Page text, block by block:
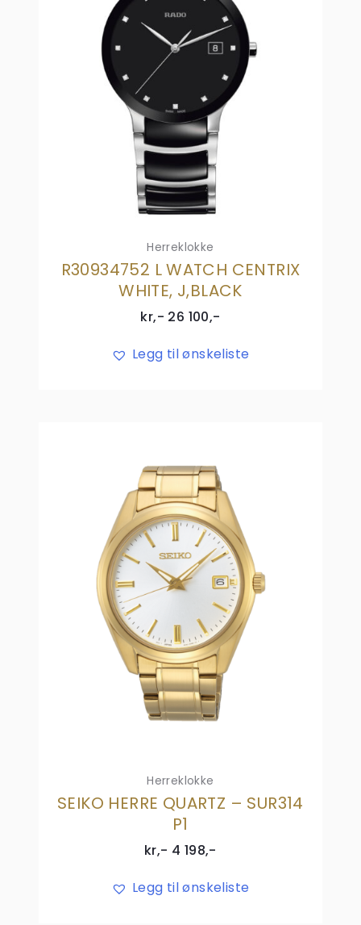
Herreklokke
R30934752 L WATCH CENTRIX
WHITE, J,BLACK
kr,- 26 100,-
Legg til ønskeliste
Herreklokke
SEIKO HERRE QUARTZ – SUR314
P1
kr,- 4 198,-
Legg til ønskeliste